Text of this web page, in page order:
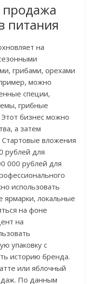
продажа
питания
на
грибами, орехами
можно
специи,
грибные
бизнес можно
а затем
вложения
рублей для
000 рублей для
использовать
локальные
на фоне
на
упаковку с
историю бренда.
или яблочный
По данным